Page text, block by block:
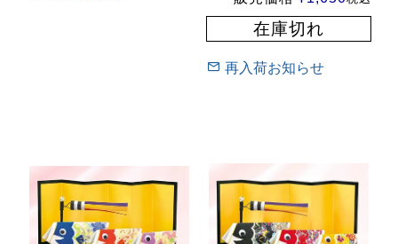
在庫切れ
再入荷お知らせ